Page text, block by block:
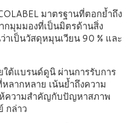
มาตรฐานที่ตอกย้ำถึง
มุมมองที่เป็นมิตรด้านสิ่ง
เป็นวัสดุหมุนเวียน 90 % และ
ต้แบรนด์ดูนิ ผ่านการรับการ
ากหลาย เน้นย้ำถึงความ
ความสำคัญกับปัญหาสภาพ
กล่าว